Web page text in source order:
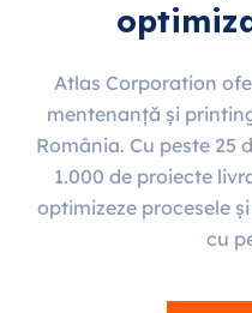
Atlas Corporation
mentenanță și
România. Cu peste 25
1.000 de proiecte
optimizeze procesele
cu